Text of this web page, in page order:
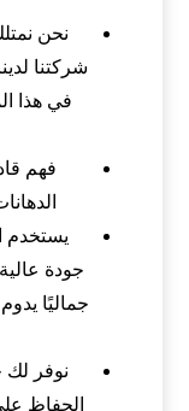
نحن
شركتنا
في هذا
فهم
يستخدم
جودة
جماليًا
نوفر لك
الحفاظ